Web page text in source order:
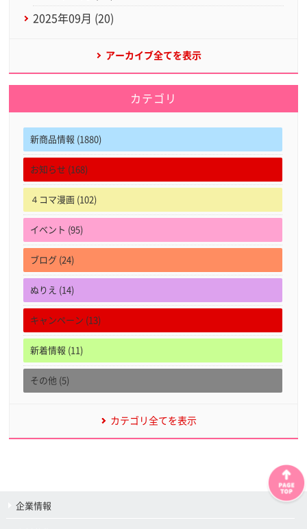
2025年09月 (20)
アーカイブ全てを表示
カテゴリ
新商品情報 (1880)
お知らせ (168)
４コマ漫画 (102)
イベント (95)
ブログ (24)
ぬりえ (14)
キャンペーン (13)
新着情報 (11)
その他 (5)
カテゴリ全てを表示
企業情報